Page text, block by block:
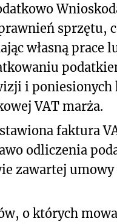
sprzętu,
własną prace
i poniesionych
VAT marża.
faktura
odliczenia
zawartej umowy
o których